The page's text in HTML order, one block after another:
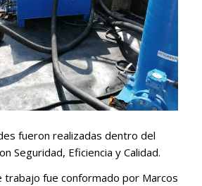
fueron realizadas dentro del
Seguridad, Eficiencia y Calidad.
trabajo fue conformado por Marcos